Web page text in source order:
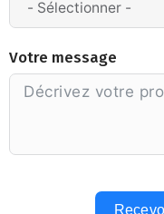
Votre message